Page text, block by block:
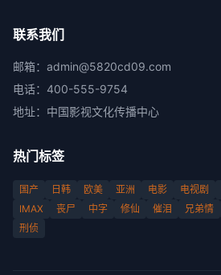
联系我们
邮箱： admin@5820cd09.com
电话： 400-555-9754
地址： 中国影视文化传播中心
热门标签
国产 日韩 欧美 亚洲 电影 电视剧
IMAX
丧尸 中字 修仙 催泪 兄弟情
刑侦